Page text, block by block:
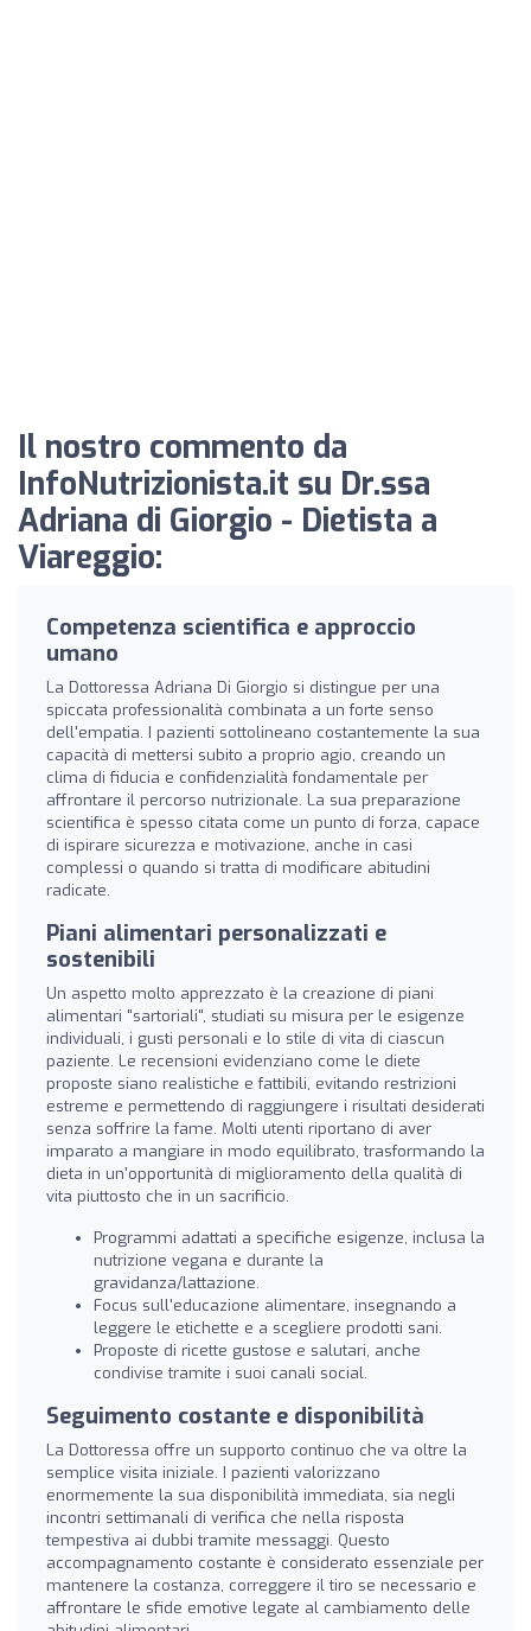
Il nostro commento da
InfoNutrizionista.it su Dr.ssa
Adriana di Giorgio - Dietista a
Viareggio:
Competenza scientifica e approccio
umano
La Dottoressa Adriana Di Giorgio si distingue per una
spiccata professionalità combinata a un forte senso
dell'empatia. I pazienti sottolineano costantemente la sua
capacità di mettersi subito a proprio agio, creando un
clima di fiducia e confidenzialità fondamentale per
affrontare il percorso nutrizionale. La sua preparazione
scientifica è spesso citata come un punto di forza, capace
di ispirare sicurezza e motivazione, anche in casi
complessi o quando si tratta di modificare abitudini
radicate.
Piani alimentari personalizzati e
sostenibili
Un aspetto molto apprezzato è la creazione di piani
alimentari "sartoriali", studiati su misura per le esigenze
individuali, i gusti personali e lo stile di vita di ciascun
paziente. Le recensioni evidenziano come le diete
proposte siano realistiche e fattibili, evitando restrizioni
estreme e permettendo di raggiungere i risultati desiderati
senza soffrire la fame. Molti utenti riportano di aver
imparato a mangiare in modo equilibrato, trasformando la
dieta in un'opportunità di miglioramento della qualità di
vita piuttosto che in un sacrificio.
Programmi adattati a specifiche esigenze, inclusa la
nutrizione vegana e durante la
gravidanza/lattazione.
Focus sull'educazione alimentare, insegnando a
leggere le etichette e a scegliere prodotti sani.
Proposte di ricette gustose e salutari, anche
condivise tramite i suoi canali social.
Seguimento costante e disponibilità
La Dottoressa offre un supporto continuo che va oltre la
semplice visita iniziale. I pazienti valorizzano
enormemente la sua disponibilità immediata, sia negli
incontri settimanali di verifica che nella risposta
tempestiva ai dubbi tramite messaggi. Questo
accompagnamento costante è considerato essenziale per
mantenere la costanza, correggere il tiro se necessario e
affrontare le sfide emotive legate al cambiamento delle